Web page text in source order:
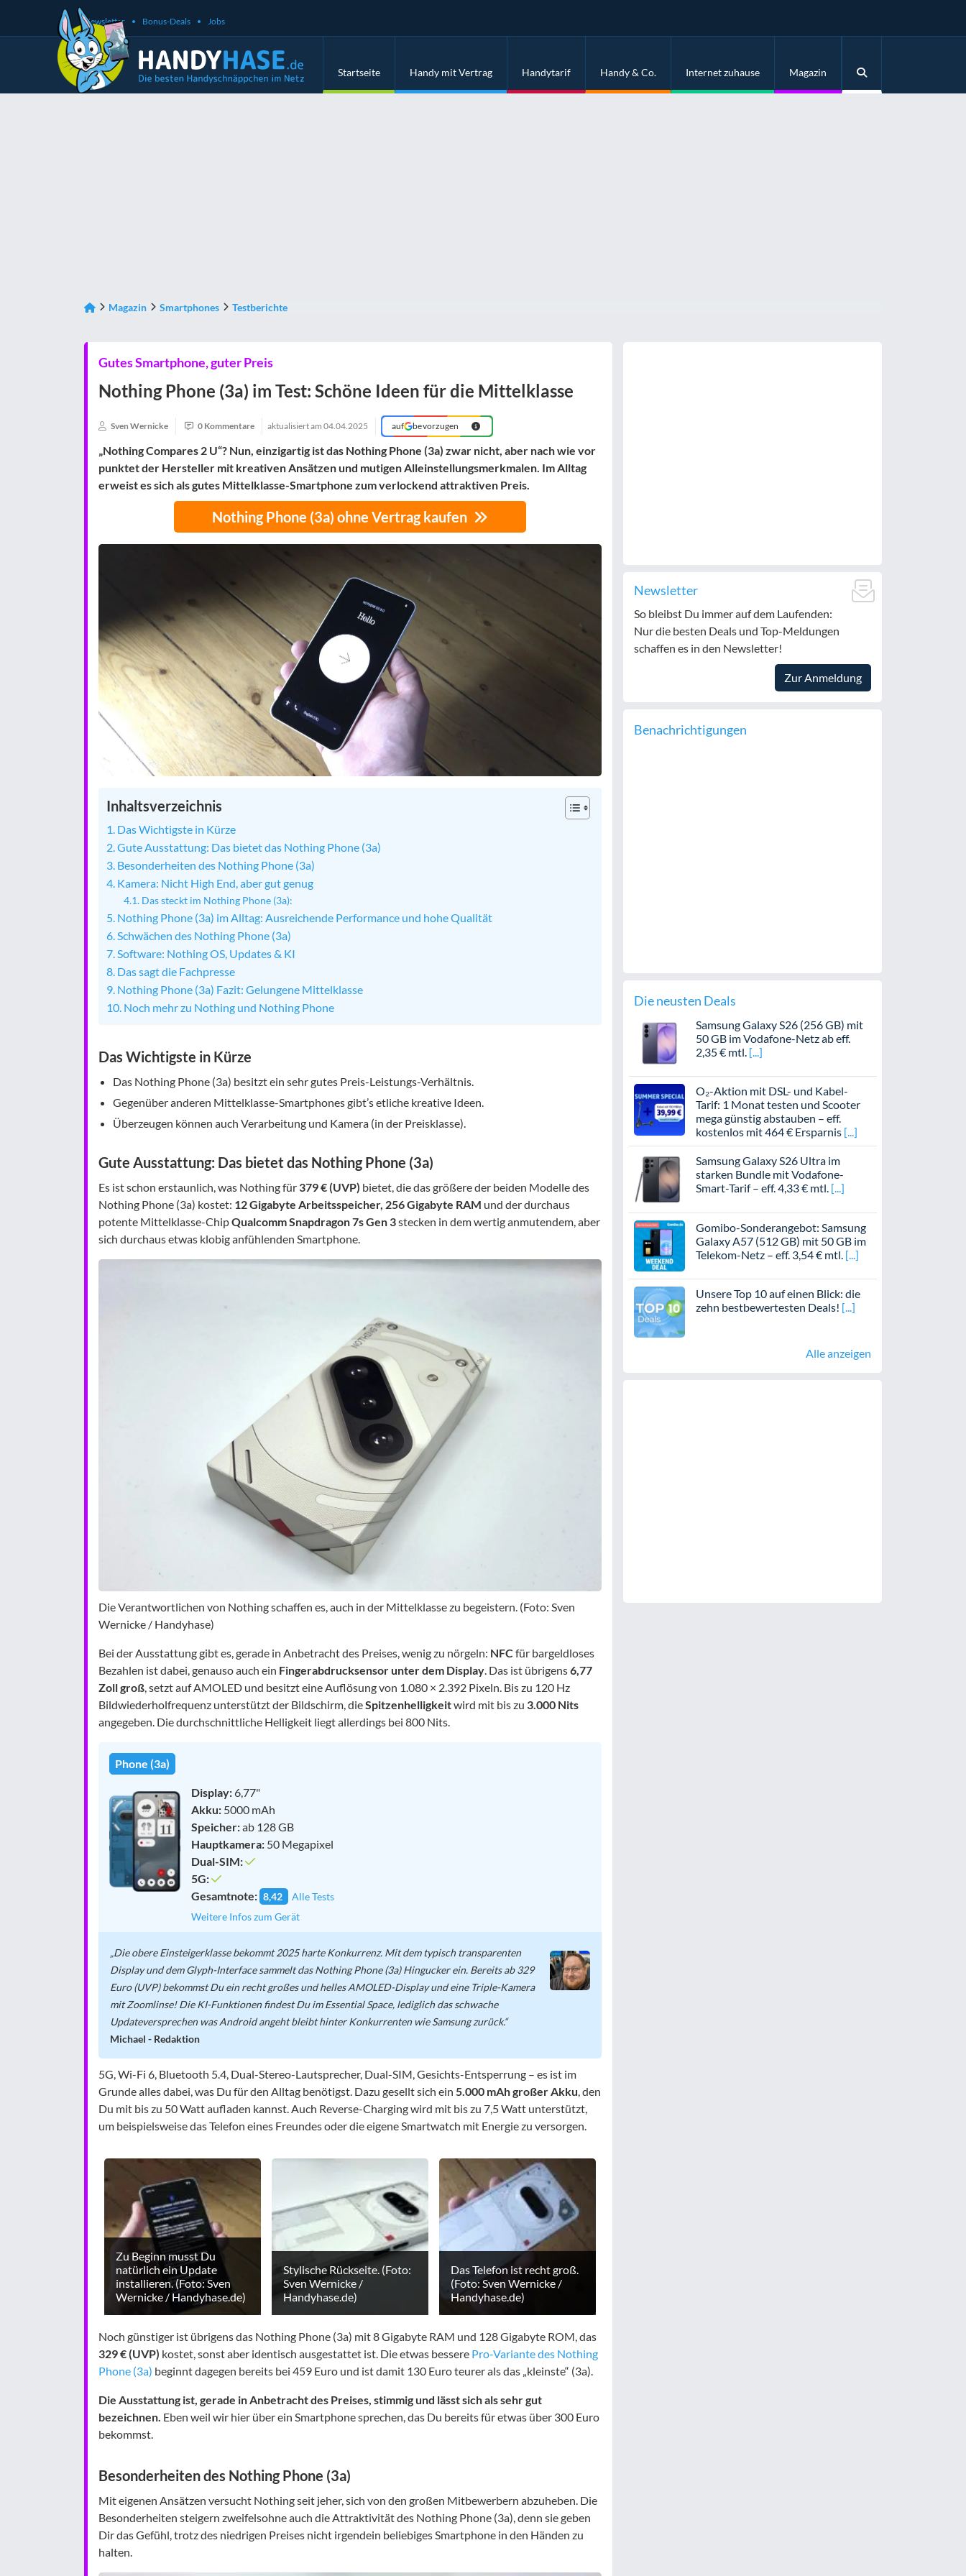
Newsletter Bonus-Deals Jobs
Startseite Handy mit Vertrag Handytarif Handy & Co. Internet zuhause Magazin
Magazin Smartphones Testberichte
Gutes Smartphone, guter Preis
Nothing Phone (3a) im Test: Schöne Ideen für die Mittelklasse
Sven Wernicke 0 Kommentare aktualisiert am 04.04.2025 auf bevorzugen
„Nothing Compares 2 U“? Nun, einzigartig ist das Nothing Phone (3a) zwar nicht, aber nach wie vor
punktet der Hersteller mit kreativen Ansätzen und mutigen Alleinstellungsmerkmalen. Im Alltag
erweist es sich als gutes Mittelklasse-Smartphone zum verlockend attraktiven Preis.
Nothing Phone (3a) ohne Vertrag kaufen
Inhaltsverzeichnis
Das Wichtigste in Kürze
Gute Ausstattung: Das bietet das Nothing Phone (3a)
Besonderheiten des Nothing Phone (3a)
Kamera: Nicht High End, aber gut genug
Das steckt im Nothing Phone (3a):
Nothing Phone (3a) im Alltag: Ausreichende Performance und hohe Qualität
Schwächen des Nothing Phone (3a)
Software: Nothing OS, Updates & KI
Das sagt die Fachpresse
Nothing Phone (3a) Fazit: Gelungene Mittelklasse
Noch mehr zu Nothing und Nothing Phone
Das Wichtigste in Kürze
Das Nothing Phone (3a) besitzt ein sehr gutes Preis-Leistungs-Verhältnis.
Gegenüber anderen Mittelklasse-Smartphones gibt’s etliche kreative Ideen.
Überzeugen können auch Verarbeitung und Kamera (in der Preisklasse).
Gute Ausstattung: Das bietet das Nothing Phone (3a)
Es ist schon erstaunlich, was Nothing für 379 € (UVP) bietet, die das größere der beiden Modelle des
Nothing Phone (3a) kostet: 12 Gigabyte Arbeitsspeicher, 256 Gigabyte RAM und der durchaus
potente Mittelklasse-ChipQualcomm Snapdragon 7s Gen 3stecken in dem wertig anmutendem, aber
sich durchaus etwas klobig anfühlenden Smartphone.
Die Verantwortlichen von Nothing schaffen es, auch in der Mittelklasse zu begeistern. (Foto: Sven
Wernicke / Handyhase)
Bei der Ausstattung gibt es, gerade in Anbetracht des Preises, wenig zu nörgeln: NFC für bargeldloses
Bezahlen ist dabei, genauso auch ein Fingerabdrucksensor unter dem Display . Das ist übrigens6,77
Zoll groß , setzt auf AMOLED und besitzt eine Auflösung von 1.080 × 2.392 Pixeln. Bis zu 120 Hz
Bildwiederholfrequenz unterstützt der Bildschirm, dieSpitzenhelligkeitwird mit bis zu 3.000 Nits
angegeben. Die durchschnittliche Helligkeit liegt allerdings bei 800 Nits.
Phone (3a)
Display:6,77"
Akku: 5000 mAh
Speicher:ab 128 GB
Hauptkamera: 50 Megapixel
Dual-SIM:
5G:
Gesamtnote: 8,42
Alle Tests
Weitere Infos zum Gerät
Die obere Einsteigerklasse bekommt 2025 harte Konkurrenz. Mit dem typisch transparenten
Display und dem Glyph-Interface sammelt das Nothing Phone (3a) Hingucker ein. Bereits ab 329
Euro (UVP) bekommst Du ein recht großes und helles AMOLED-Display und eine Triple-Kamera
mit Zoomlinse! Die KI-Funktionen findest Du im Essential Space, lediglich das schwache
Updateversprechen was Android angeht bleibt hinter Konkurrenten wie Samsung zurück.
Michael - Redaktion
5G, Wi-Fi 6, Bluetooth 5.4, Dual-Stereo-Lautsprecher, Dual-SIM, Gesichts-Entsperrung – es ist im
Grunde alles dabei, was Du für den Alltag benötigst. Dazu gesellt sich ein 5.000 mAh großer Akku , den
Du mit bis zu 50 Watt aufladen kannst. Auch Reverse-Charging wird mit bis zu 7,5 Watt unterstützt,
um beispielsweise das Telefon eines Freundes oder die eigene Smartwatch mit Energie zu versorgen.
Zu Beginn musst Du
natürlich ein Update
installieren. (Foto: Sven
Wernicke / Handyhase.de)
Stylische Rückseite. (Foto:
Sven Wernicke /
Handyhase.de)
Das Telefon ist recht groß.
(Foto: Sven Wernicke /
Handyhase.de)
Noch günstiger ist übrigens das Nothing Phone (3a) mit 8 Gigabyte RAM und 128 Gigabyte ROM, das
329 € (UVP) kostet, sonst aber identisch ausgestattet ist. Die etwas bessere Pro-Variante des Nothing
Phone (3a) beginnt dagegen bereits bei 459 Euro und ist damit 130 Euro teurer als das „kleinste“ (3a).
Die Ausstattung ist, gerade in Anbetracht des Preises, stimmig und lässt sich als sehr gut
bezeichnen. Eben weil wir hier über ein Smartphone sprechen, das Du bereits für etwas über 300 Euro
bekommst.
Besonderheiten des Nothing Phone (3a)
Mit eigenen Ansätzen versucht Nothing seit jeher, sich von den großen Mitbewerbern abzuheben. Die
Besonderheiten steigern zweifelsohne auch die Attraktivität des Nothing Phone (3a), denn sie geben
Dir das Gefühl, trotz des niedrigen Preises nicht irgendein beliebiges Smartphone in den Händen zu
halten.
Newsletter
So bleibst Du immer auf dem Laufenden:
Nur die besten Deals und Top-Meldungen
schaffen es in den Newsletter!
Zur Anmeldung
Benachrichtigungen
Die neusten Deals
Samsung Galaxy S26 (256 GB) mit
50 GB im Vodafone-Netz ab eff.
2,35 € mtl.
O₂-Aktion mit DSL- und Kabel-
Tarif: 1 Monat testen und Scooter
mega günstig abstauben – eff.
kostenlos mit 464 € Ersparnis
Samsung Galaxy S26 Ultra im
starken Bundle mit Vodafone-
Smart-Tarif – eff. 4,33 € mtl.
Gomibo-Sonderangebot: Samsung
Galaxy A57 (512 GB) mit 50 GB im
Telekom-Netz – eff. 3,54 € mtl.
Unsere Top 10 auf einen Blick: die
zehn bestbewertesten Deals!
Alle anzeigen